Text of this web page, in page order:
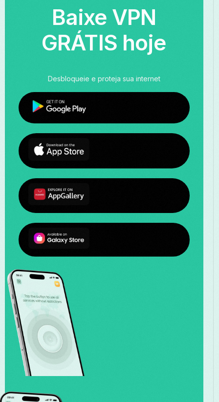
Baixe VPN
GRÁTIS hoje
Desbloqueie e proteja sua internet